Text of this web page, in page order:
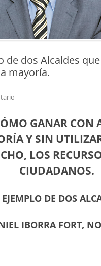
de dos Alcaldes
mayoría.
GANAR CON
Y SIN
LOS
CIUDADANOS.
DE DOS
IBORRA FORT,